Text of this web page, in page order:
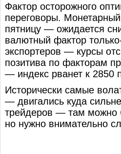
Фактор осторожного
переговоры.
пятницу — ожидается
валютный фактор
экспортеров — курсы
позитива по факторам
— индекс рванет к 2850
Исторически самые
— двигались куда
трейдеров — там можно
но нужно внимательно